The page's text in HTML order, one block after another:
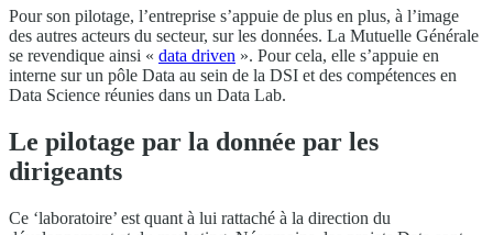
Pour son pilotage, l’entreprise s’appuie de plus en plus, à l’image
des autres acteurs du secteur, sur les données. La Mutuelle Générale
se revendique ainsi « data driven ». Pour cela, elle s’appuie en
interne sur un pôle Data au sein de la DSI et des compétences en
Data Science réunies dans un Data Lab.
Le pilotage par la donnée par les
dirigeants
Ce ‘laboratoire’ est quant à lui rattaché à la direction du